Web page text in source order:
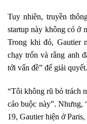
Tuy nhiên, truyền
startup này không có ở
Trong khi đó, Gautier
chạy trốn và rằng anh
tới vấn đề” để giải quyết.
“Tôi không rũ bỏ trách
cáo buộc này”. Nhưng,
19, Gautier hiện ở